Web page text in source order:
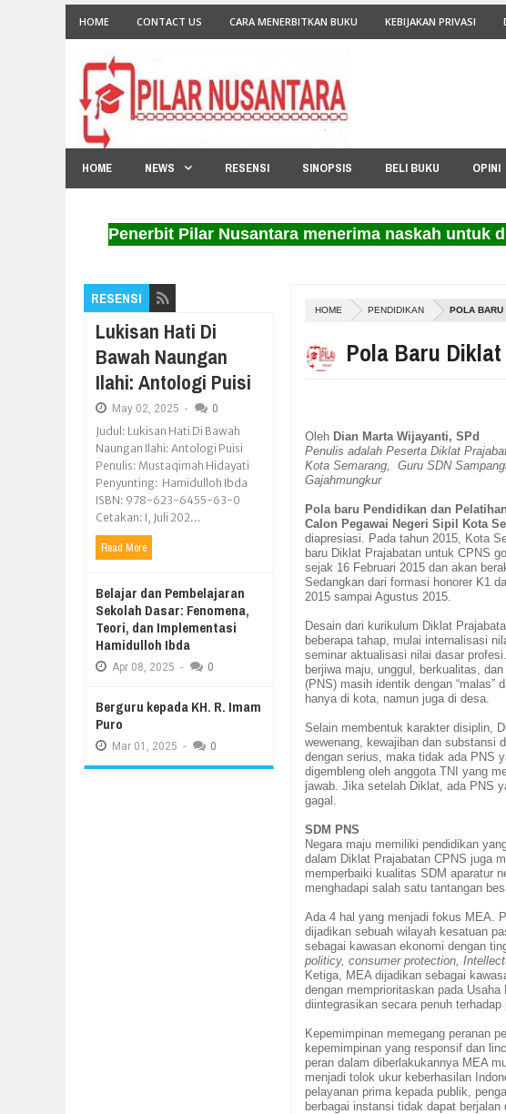
HOME CONTACT US CARA MENERBITKAN BUKU KEBIJAKAN PRIVASI
HOME NEWS RESENSI SINOPSIS BELI BUKU OPINI
Penerbit Pilar Nusantara menerima naskah untuk
HOME PENDIDIKAN POLA BARU
Pola Baru
Oleh Dian Marta Wijayanti, SPd
Penulis adalahPeserta Diklat
Kota Semarang,
Guru SDN
Gajahmungkur
Pola baru Pendidikan dan
Calon Pegawai Negeri Sipil Kota
diapresiasi. Pada tahun 2015, Kota
baru Diklat Prajabatan untukCPNS g
sejak 16 Februari 2015 dan akan
Sedangkan dari formasi honorer K1
2015 sampai Agustus 2015.
Desain dari kurikulum Diklat
beberapa tahap, mulai internalisasi
seminar aktualisasi nilai dasar profesi.
berjiwa maju, unggul, berkualitas,
(PNS) masih identik dengan “malas”
hanya di kota, namun juga di desa.
Selain membentuk karakter disiplin,
wewenang, kewajiban dan substansi
dengan serius, maka tidak ada PNS
digembleng oleh anggota TNI yang
jawab. Jika setelah Diklat, ada PNS
gagal.
SDM PNS
Negara maju memiliki pendidikan
dalam Diklat Prajabatan CPNS juga
memperbaiki kualitas SDM aparatur
menghadapi salah satu tantangan
Ada 4 hal yang menjadi fokus MEA.
dijadikan sebuah wilayah kesatuan
sebagai kawasan ekonomi dengan
politicy, consumer protection,
Ketiga, MEA dijadikan sebagai
dengan memprioritaskan pada
diintegrasikan secara penuh terhadap
Kepemimpinan memegang peranan
kepemimpinan yang responsif dan
peran dalam diberlakukannya MEA
menjadi tolok ukur keberhasilan
pelayanan prima kepada publik,
berbagai instansi tidak dapat berjalan
RESENSI
Lukisan Hati Di
Bawah Naungan
Ilahi: Antologi Puisi
May 02, 2025 - 0
Judul: Lukisan Hati Di Bawah
Naungan Ilahi: Antologi Puisi
Penulis: Mustaqimah Hidayati
Penyunting: Hamidulloh Ibda
ISBN: 978-623-6455-63-0
Cetakan: I, Juli 202...
Read More
Belajar dan Pembelajaran
Sekolah Dasar: Fenomena,
Teori, dan Implementasi
Hamidulloh Ibda
Apr 08, 2025 - 0
Berguru kepada KH. R. Imam
Puro
Mar 01, 2025 - 0